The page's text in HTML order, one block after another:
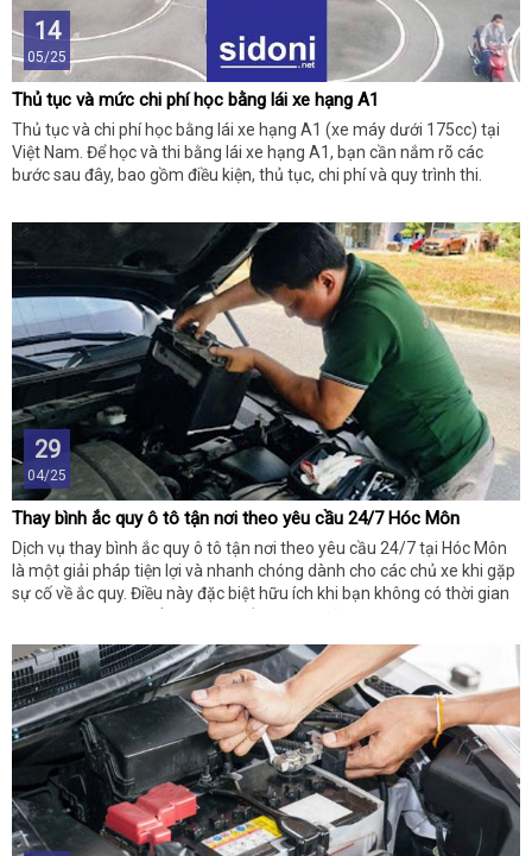
14
05/25
Thủ tục và mức chi phí học bằng lái xe hạng A1
Thủ tục và chi phí học bằng lái xe hạng A1 (xe máy dưới 175cc) tại
Việt Nam. Để học và thi bằng lái xe hạng A1, bạn cần nắm rõ các
bước sau đây, bao gồm điều kiện, thủ tục, chi phí và quy trình thi.
29
04/25
Thay bình ắc quy ô tô tận nơi theo yêu cầu 24/7 Hóc Môn
Dịch vụ thay bình ắc quy ô tô tận nơi theo yêu cầu 24/7 tại Hóc Môn
là một giải pháp tiện lợi và nhanh chóng dành cho các chủ xe khi gặp
sự cố về ắc quy. Điều này đặc biệt hữu ích khi bạn không có thời gian
đơn vị cung cấp uy tín.